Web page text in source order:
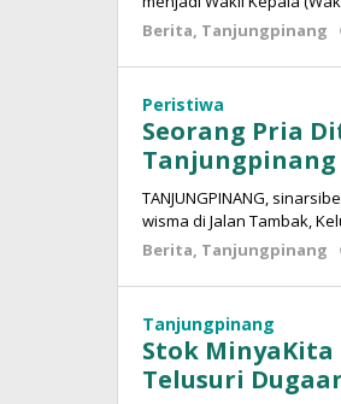
Berita, Tanjungpinang
Peristiwa
Seorang Pria
Tanjungpinang
TANJUNGPINANG,
wisma di Jalan Tambak,
Berita, Tanjungpinang
Tanjungpinang
Stok
Telusuri